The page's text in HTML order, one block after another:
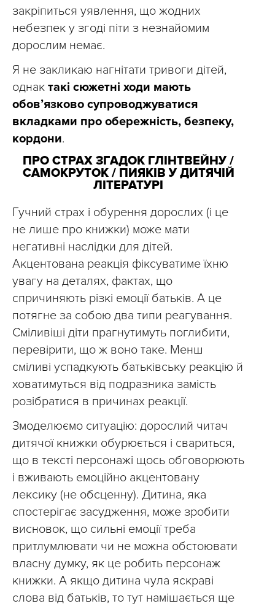
закріпиться уявлення, що жодних
небезпек у згоді піти з незнайомим
дорослим немає.
Я не закликаю нагнітати тривоги дітей,
однак такі сюжетні ходи мають
обов’язково супроводжуватися
вкладками про обережність, безпеку,
кордони.
ПРО СТРАХ ЗГАДОК ГЛІНТВЕЙНУ /
САМОКРУТОК / ПИЯКІВ У ДИТЯЧІЙ
ЛІТЕРАТУРІ
Гучний страх і обурення дорослих (і це
не лише про книжки) може мати
негативні наслідки для дітей.
Акцентована реакція фіксуватиме їхню
увагу на деталях, фактах, що
спричиняють різкі емоції батьків. А це
потягне за собою два типи реагування.
Сміливіші діти прагнутимуть поглибити,
перевірити, що ж воно таке. Менш
сміливі успадкують батьківську реакцію й
ховатимуться від подразника замість
розібратися в причинах реакції.
Змоделюємо ситуацію: дорослий читач
дитячої книжки обурюється і свариться,
що в тексті персонажі щось обговорюють
і вживають емоційно акцентовану
лексику (не обсценну). Дитина, яка
спостерігає засудження, може зробити
висновок, що сильні емоції треба
притлумлювати чи не можна обстоювати
власну думку, як це робить персонаж
книжки. А якщо дитина чула яскраві
слова від батьків, то тут намішається ще